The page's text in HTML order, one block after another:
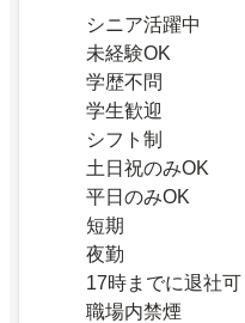
シニア活躍中
未経験OK
学歴不問
学生歓迎
シフト制
土日祝のみOK
平日のみOK
短期
夜勤
17時までに退社可
職場内禁煙